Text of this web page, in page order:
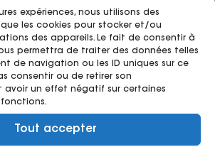
expériences, nous utilisons des
les cookies pour stocker et/ou
des appareils. Le fait de consentir à
permettra de traiter des données telles
de navigation ou les ID uniques sur ce
consentir ou de retirer son
avoir un effet négatif sur certaines
Tout accepter
2026
2026
2026